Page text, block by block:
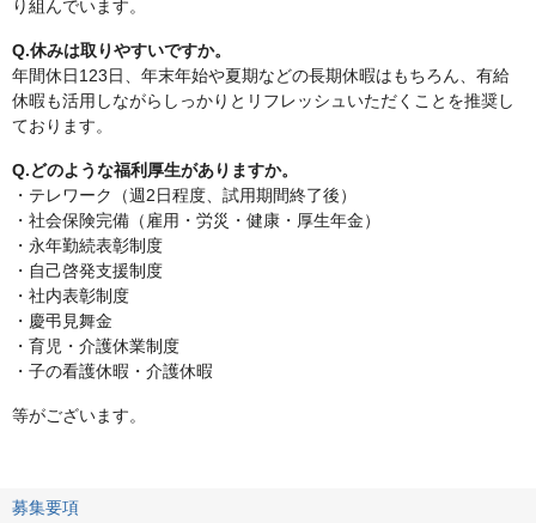
り組んでいます。
Q.休みは取りやすいですか。
年間休日123日、年末年始や夏期などの長期休暇はもちろん、有給
休暇も活用しながらしっかりとリフレッシュいただくことを推奨し
ております。
Q.どのような福利厚生がありますか。
・テレワーク（週2日程度、試用期間終了後）
・社会保険完備（雇用・労災・健康・厚生年金）
・永年勤続表彰制度
・自己啓発支援制度
・社内表彰制度
・慶弔見舞金
・育児・介護休業制度
・子の看護休暇・介護休暇
等がございます。
募集要項